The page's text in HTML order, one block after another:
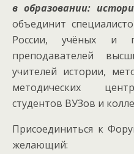
в образовании:
объединит
России, учёных и
преподавателей
учителей истории,
методических
студентов ВУЗов и
Присоединиться к
желающий: